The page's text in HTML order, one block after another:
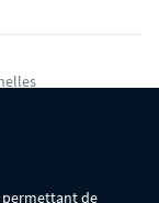
permettant de